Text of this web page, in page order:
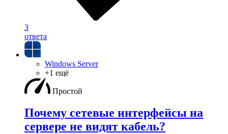
3
ответа
Windows Server
+1 ещё
Простой
Почему сетевые интерфейсы на
сервере не видят кабель?